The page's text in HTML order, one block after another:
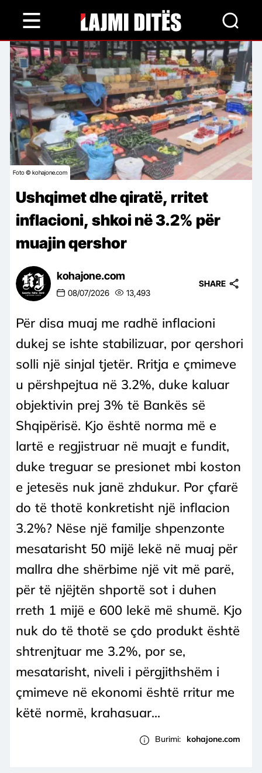
content
Foto © kohajone.com
Ushqimet dhe qiratë, rritet
inflacioni, shkoi në 3.2% për
muajin qershor
kohajone.com
08/07/2026 13,493
SHARE
Për disa muaj me radhë inflacioni
dukej se ishte stabilizuar, por qershori
solli një sinjal tjetër. Rritja e çmimeve
u përshpejtua në 3.2%, duke kaluar
objektivin prej 3% të Bankës së
Shqipërisë. Kjo është norma më e
lartë e regjistruar në muajt e fundit,
duke treguar se presionet mbi koston
e jetesës nuk janë zhdukur. Por çfarë
do të thotë konkretisht një inflacion
3.2%? Nëse një familje shpenzonte
mesatarisht 50 mijë lekë në muaj për
mallra dhe shërbime një vit më parë,
për të njëjtën shportë sot i duhen
rreth 1 mijë e 600 lekë më shumë. Kjo
nuk do të thotë se çdo produkt është
shtrenjtuar me 3.2%, por se,
mesatarisht, niveli i përgjithshëm i
çmimeve në ekonomi është rritur me
këtë normë, krahasuar...
Burimi: kohajone.com